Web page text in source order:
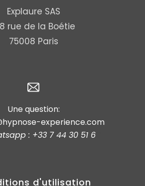
Explaure SAS
rue de la Boétie
75008 Paris
Une question:
experience.com
: +33 7 44 30 51 69
d'utilisation